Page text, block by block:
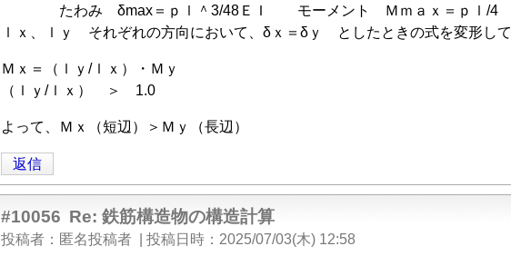
の
計
算
」
信
たわみ δmax＝ｐｌ＾3/48ＥＩ モーメント Ｍｍａｘ＝ｐｌ/4
ｌｘ、ｌｙ それぞれの方向において、δｘ＝δｙ としたときの式を変形し
Ｍｘ＝（ｌｙ/ｌｘ）・Ｍｙ
（ｌｙ/ｌｘ） ＞ 1.0
よって、Ｍｘ（短辺）＞Ｍｙ（長辺）
返信
#10056 Re: 鉄筋構造物の構造計算
投稿者 匿名投稿者 投稿日時 2025/07/03(木) 12:58